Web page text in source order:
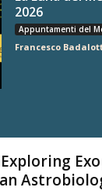
2026
Appuntamenti del
Francesco